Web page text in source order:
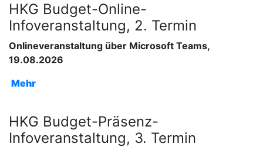
HKG Budget-Online-
Infoveranstaltung, 2. Termin
Onlineveranstaltung über Microsoft Teams,
19.08.2026
Mehr
HKG Budget-Präsenz-
Infoveranstaltung, 3. Termin